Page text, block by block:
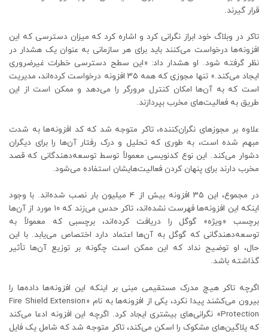
قرار گیرند.
تاکر در وبلاگ خود ابراز نگرانی کرد و اشاره کرد که میزان دسترسی که این
افزونه‌ها درخواست می‌کنند باید برای هر سازمانی به عنوان یک هشدار در
نظر گرفته شود. او هشدار داد: «این سطح دسترسی خطرات غیرضروری
ایجاد می‌کند.» تنها مجوزی که همه ۳۵ افزونه درخواست کرده‌اند، مدیریت
است که به آن‌ها امکان کنترل مرورگر را می‌دهد و ممکن است از این
طریق به فعالیت‌های مخرب بپردازند.
علاوه بر مجوزهای نگران‌کننده، تاکر متوجه شد که کد افزونه‌ها به شدت
مبهم شده است، به طوری که تحلیل و درک رفتار آن‌ها را برای دیگران
دشوار می‌کند. این نوع کدنویسی معمولاً توسط توسعه‌دهندگانی که قصد
مخرب دارند برای پنهان کردن فعالیت‌هایشان استفاده می‌شود.
در مجموع، این ۳۵ افزونه بیش از ۴ میلیون بار نصب شده‌اند. با وجود
اینکه این افزونه‌ها فهرست نشده‌اند، تاکر حدس می‌زند که ۱۰ مورد از آن‌ها
برچسب «ویژه» گوگل را دریافت کرده‌اند، برچسبی که معمولاً به
توسعه‌دهندگانی که گوگل به آن‌ها اعتماد دارد اختصاص می‌یابد. با این
حال، او توضیح نداد که این ممکن است چگونه بر توزیع آن‌ها تأثیر
گذاشته باشد.
اگرچه تاکر هیچ مدرک مستقیمی مبنی بر اینکه این افزونه‌ها داده‌ها را
بیرون می‌کشند پیدا نکرد، یکی از افزونه‌ها به نام «Fire Shield Extension
Protection» نگرانی‌های بیشتری ایجاد کرد. اگرچه این افزونه ادعا می‌کند
که پلاگین‌های مشکوک را اسکن می‌کند، تاکر متوجه شد که شامل یک فایل